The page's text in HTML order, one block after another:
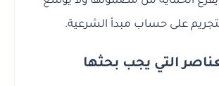
على حساب مبدأ الشرعية.
التي يجب بحثها